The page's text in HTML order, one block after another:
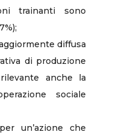
trainanti sono
diffusa
di produzione
anche la
sociale
un’azione che